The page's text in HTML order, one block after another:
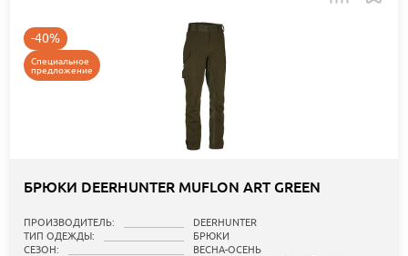
-40%
Специальное
предложение
БРЮКИ DEERHUNTER MUFLON ART GREEN
ПРОИЗВОДИТЕЛЬ:
DEERHUNTER
ТИП ОДЕЖДЫ:
БРЮКИ
СЕЗОН:
ВЕСНА-ОСЕНЬ